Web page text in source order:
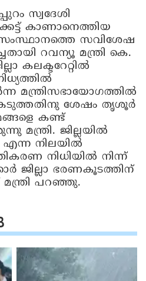
സ്വദേശി
കാണാനെത്തിയ
സവിശേഷ
റവന്യൂ മന്ത്രി കെ.
കലക്ടറേറ്റിൽ
മന്ത്രിസഭായോഗത്തിൽ
ശേഷം തൃശൂർ
കണ്ട്
മന്ത്രി. ജില്ലയിൽ
നിലയിൽ
നിധിയിൽ നിന്ന്
ജില്ലാ ഭരണകൂടത്തിന്
മന്ത്രി പറഞ്ഞു.